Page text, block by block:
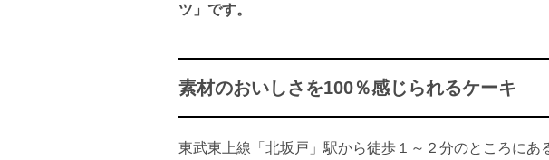
ツ」です。
素材のおいしさを100％感じられるケーキ
東武東上線「北坂戸」駅から徒歩１～２分のところにあ